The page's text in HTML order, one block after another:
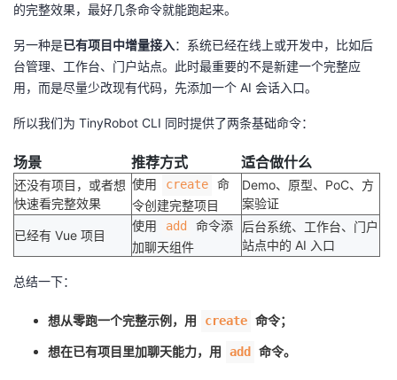
的完整效果，最好几条命令就能跑起来。
另一种是已有项目中增量接入：系统已经在线上或开发中，比如后
台管理、工作台、门户站点。此时最重要的不是新建一个完整应
用，而是尽量少改现有代码，先添加一个 AI 会话入口。
所以我们为 TinyRobot CLI 同时提供了两条基础命令：
场景 推荐方式 适合做什么
还没有项目，或者想
快速看完整效果
使用 create
命
令创建完整项目
Demo、原型、PoC、方
案验证
已经有 Vue 项目
使用 add
命令添
加聊天组件
后台系统、工作台、门户
站点中的 AI 入口
总结一下：
想从零跑一个完整示例，用 create 命令；
想在已有项目里加聊天能力，用 add 命令。